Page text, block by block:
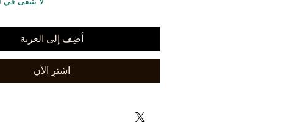
أضِف إلى العربة
اشترِ الآن